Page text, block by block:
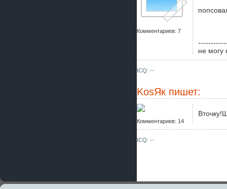
Комментариев: 7
не могу
ICQ: --
KosЯк пишет:
Комментариев: 14
ICQ: --